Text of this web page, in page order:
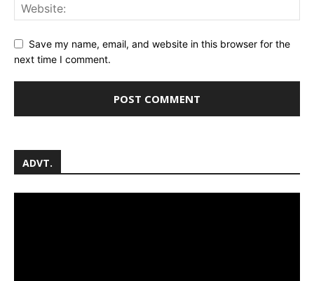
Save my name, email, and website in this browser for the
next time I comment.
ADVT.